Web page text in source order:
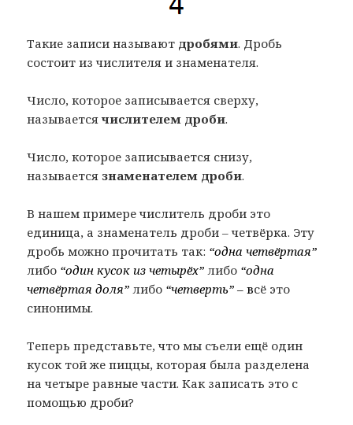
Такие записи называют дробями. Дробь
состоит из числителя и знаменателя.
Число, которое записывается сверху,
называетсячислителем дроби.
Число, которое записывается снизу,
называетсязнаменателем дроби.
В нашем примере числитель дроби это
единица, а знаменатель дроби – четвёрка. Эту
дробь можно прочитать так: “одна четвёртая”
либо “один кусок из четырёх” либо “одна
четвёртая доля” либо “четверть”– всё это
синонимы.
Теперь представьте, что мы съели ещё один
кусок той же пиццы, которая была разделена
на четыре равные части. Как записать это с
помощью дроби?